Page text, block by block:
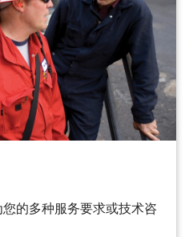
的多种服务要求或技术咨